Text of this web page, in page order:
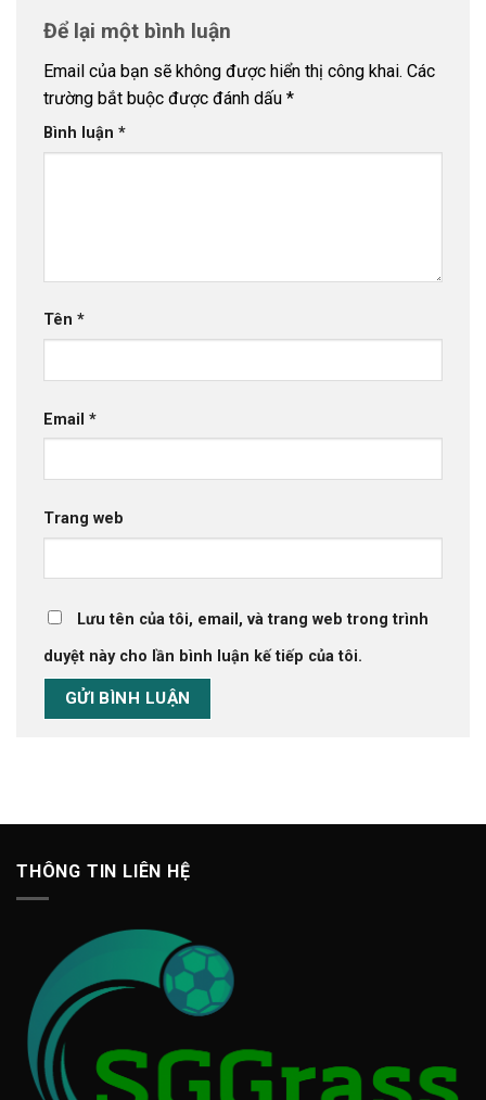
Để lại một bình luận
Email của bạn sẽ không được hiển thị công khai. Các
trường bắt buộc được đánh dấu *
Bình luận *
Tên *
Email *
Trang web
Lưu tên của tôi, email, và trang web trong trình
duyệt này cho lần bình luận kế tiếp của tôi.
THÔNG TIN LIÊN HỆ